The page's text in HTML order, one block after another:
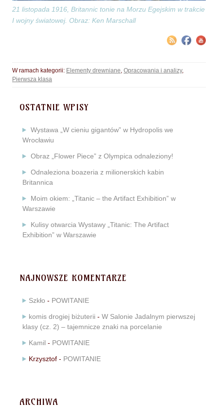
21 listopada 1916, Britannic tonie na Morzu Egejskim w trakcie
I wojny światowej. Obraz: Ken Marschall
W ramach kategorii: Elementy drewniane, Opracowania i analizy,
Pierwsza klasa
OSTATNIE WPISY
Wystawa „W cieniu gigantów” w Hydropolis we
Wrocławiu
Obraz „Flower Piece” z Olympica odnaleziony!
Odnaleziona boazeria z milionerskich kabin
Britannica
Moim okiem: „Titanic – the Artifact Exhibition” w
Warszawie
Kulisy otwarcia Wystawy „Titanic: The Artifact
Exhibition” w Warszawie
NAJNOWSZE KOMENTARZE
Szkło - POWITANIE
komis drogiej biżuterii - W Salonie Jadalnym pierwszej
klasy (cz. 2) – tajemnicze znaki na porcelanie
Kamil - POWITANIE
Krzysztof - POWITANIE
ARCHIWA